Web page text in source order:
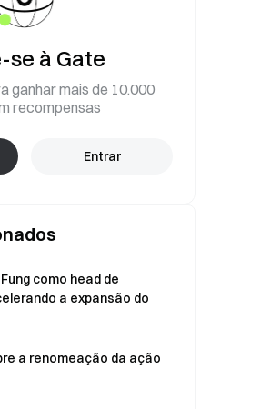
se à Gate
ganhar mais de 10.000
recompensas
Entrar
como head de
a expansão do
a renomeação da ação